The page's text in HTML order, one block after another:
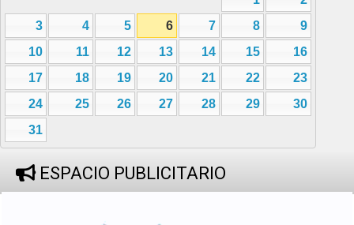
3
4 5 6 7 8
9
10
11 12 13 14 15
16
17
18 19 20 21 22
23
24
25 26 27 28 29
30
31
ESPACIO PUBLICITARIO